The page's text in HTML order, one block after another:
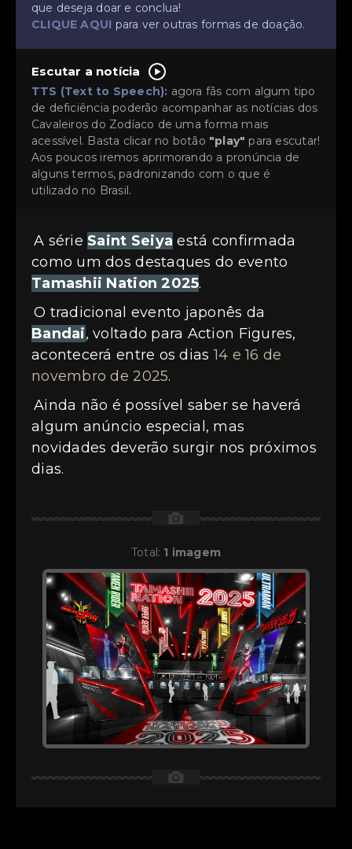
que deseja doar e conclua!
CLIQUE AQUI para ver outras formas de doação.
Escutar a notícia
TTS (Text to Speech): agora fãs com algum tipo
de deficiência poderão acompanhar as notícias dos
Cavaleiros do Zodíaco de uma forma mais
acessível. Basta clicar no botão "play" para escutar!
Aos poucos iremos aprimorando a pronúncia de
alguns termos, padronizando com o que é
utilizado no Brasil.
A série Saint Seiya está confirmada
como um dos destaques do evento
Tamashii Nation 2025.
O tradicional evento japonês da
Bandai, voltado para Action Figures,
acontecerá entre os dias14 e 16 de
novembro de 2025.
Ainda não é possível saber se haverá
algum anúncio especial, mas
novidades deverão surgir nos próximos
dias.
📷
Total: 1 imagem
📷